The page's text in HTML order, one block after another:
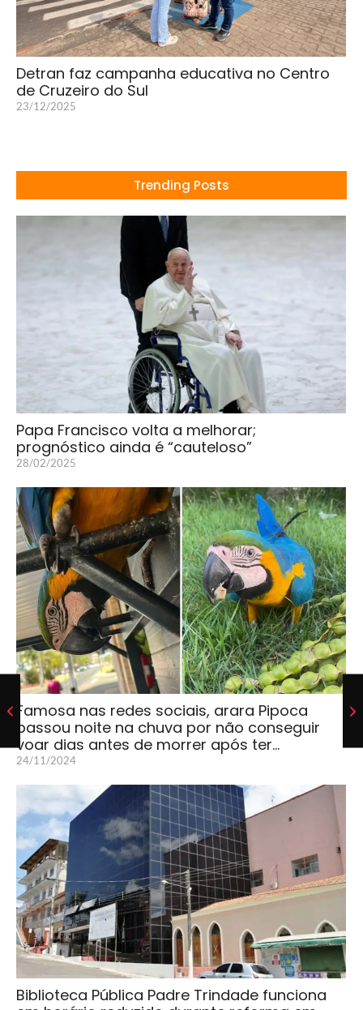
Detran faz campanha educativa no Centro
de Cruzeiro do Sul
23/12/2025
Trending Posts
Papa Francisco volta a melhorar;
prognóstico ainda é “cauteloso”
28/02/2025
Famosa nas redes sociais, arara Pipoca
passou noite na chuva por não conseguir
voar dias antes de morrer após ter…
24/11/2024
Biblioteca Pública Padre Trindade funciona